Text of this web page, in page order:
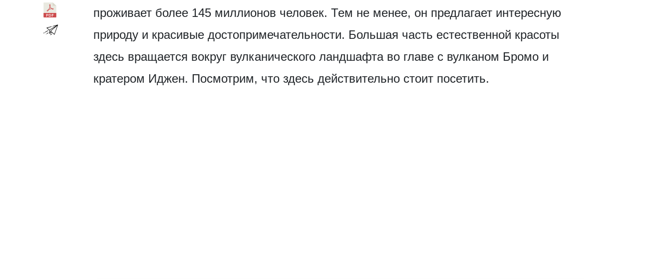
проживает более 145 миллионов человек. Тем не менее, он предлагает интересную
природу и красивые достопримечат­ельности. Большая часть естественной красоты
здесь вращается вокруг вулканического ландшафта во главе с вулканом Бромо и
кратером Иджен. Посмотрим, что здесь действительно стоит посетить.